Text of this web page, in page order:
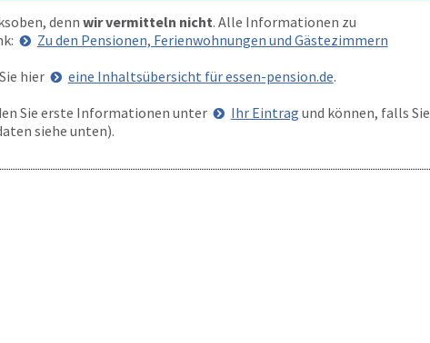
oben, denn wir vermitteln nicht. Alle Informationen zu
Zu den Pensionen, Ferienwohnungen und Gästezimmern
hier
eine Inhaltsübersicht für essen-pension.de.
Sie erste Informationen unter Ihr Eintrag und können, falls Sie
siehe unten).